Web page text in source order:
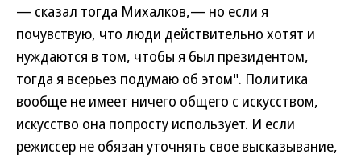
— сказал тогда Михалков,— но если я
почувствую, что люди действительно хотят и
нуждаются в том, чтобы я был президентом,
тогда я всерьез подумаю об этом". Политика
вообще не имеет ничего общего с искусством,
искусство она попросту использует. И если
режиссер не обязан уточнять свое высказывание,